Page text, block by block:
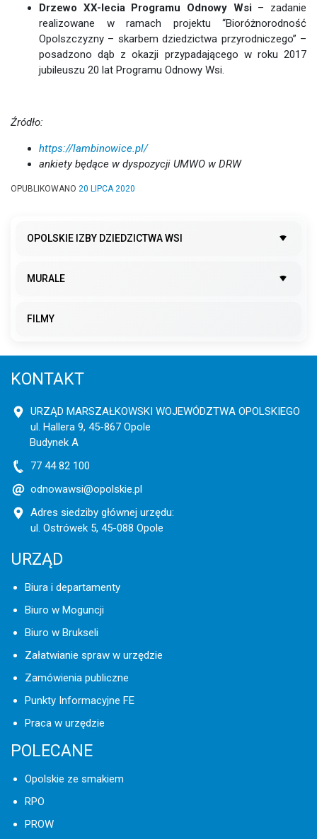
Drzewo XX-lecia Programu Odnowy Wsi – zadanie
realizowane w ramach projektu “Bioróżnorodność
Opolszczyzny – skarbem dziedzictwa przyrodniczego” –
posadzono dąb z okazji przypadającego w roku 2017
jubileuszu 20 lat Programu Odnowy Wsi.
Źródło:
https://lambinowice.pl/
ankiety będące w dyspozycji UMWO w DRW
OPUBLIKOWANO 20 LIPCA 2020
OPOLSKIE IZBY DZIEDZICTWA WSI
MURALE
FILMY
KONTAKT
URZĄD MARSZAŁKOWSKI WOJEWÓDZTWA OPOLSKIEGO
ul. Hallera 9, 45-867 Opole
Budynek A
77 44 82 100
odnowawsi@opolskie.pl
Adres siedziby głównej urzędu:
ul. Ostrówek 5, 45-088 Opole
URZĄD
Biura i departamenty
Biuro w Moguncji
Biuro w Brukseli
Załatwianie spraw w urzędzie
Zamówienia publiczne
Punkty Informacyjne FE
Praca w urzędzie
POLECANE
Opolskie ze smakiem
RPO
PROW